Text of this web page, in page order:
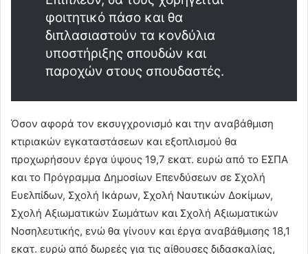
φοιτητικό πάσο και θα
διπλασιαστούν τα κονδύλια
υποστήριξης σπουδών και
παροχών στους σπουδαστές.
Όσον αφορά τον εκσυγχρονισμό και την αναβάθμιση
κτιριακών εγκαταστάσεων και εξοπλισμού θα
προχωρήσουν έργα ύψους 19,7 εκατ. ευρώ από το ΕΣΠΑ
και το Πρόγραμμα Δημοσίων Επενδύσεων σε Σχολή
Ευελπίδων, Σχολή Ικάρων, Σχολή Ναυτικών Δοκίμων,
Σχολή Αξιωματικών Σωμάτων και Σχολή Αξιωματικών
Νοσηλευτικής, ενώ θα γίνουν και έργα αναβάθμισης 18,1
εκατ. ευρώ από δωρεές για τις αίθουσες διδασκαλίας,